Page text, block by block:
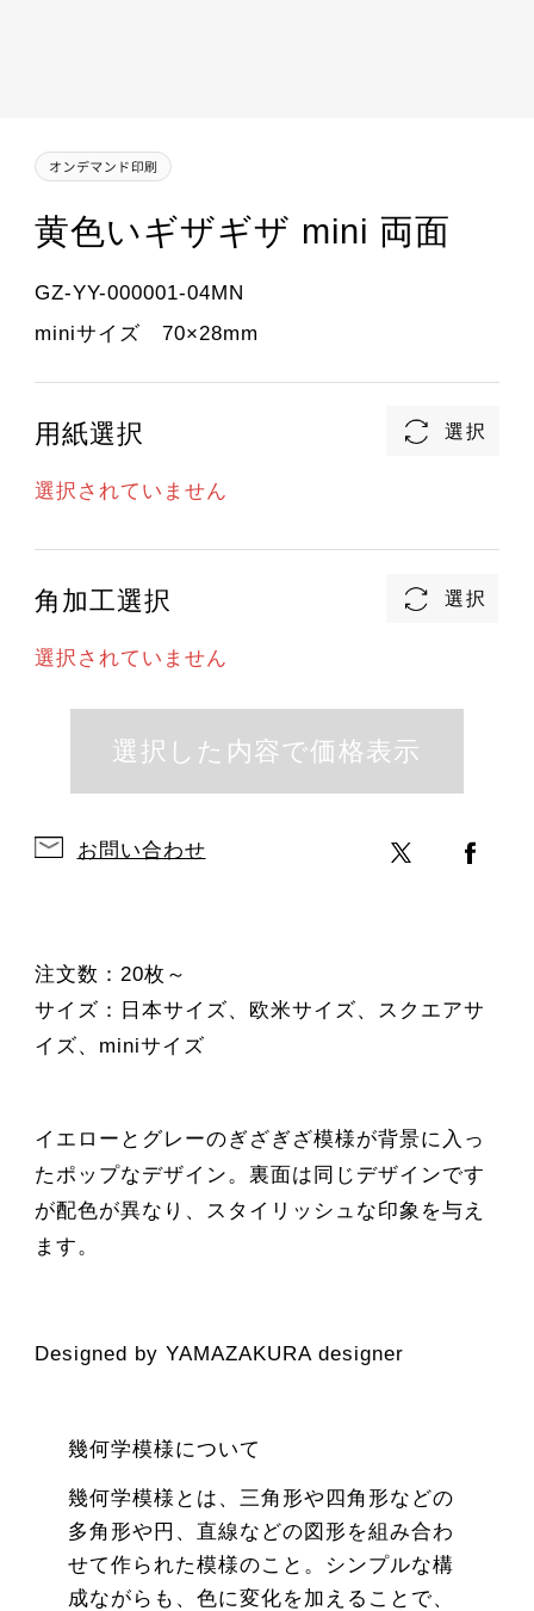
黄色いギザギザ mini 両面
GZ-YY-000001-04MN
miniサイズ 70×28mm
用紙選択
選択されていません
角加工選択
選択されていません
お問い合わせ
注文数：20枚～
サイズ：日本サイズ、欧米サイズ、スクエアサ
イズ、miniサイズ
イエローとグレーのぎざぎざ模様が背景に入っ
たポップなデザイン。裏面は同じデザインです
が配色が異なり、スタイリッシュな印象を与え
ます。
Designed by YAMAZAKURA designer
幾何学模様について
幾何学模様とは、三角形や四角形などの
多角形や円、直線などの図形を組み合わ
せて作られた模様のこと。シンプルな構
成ながらも、色に変化を加えることで、